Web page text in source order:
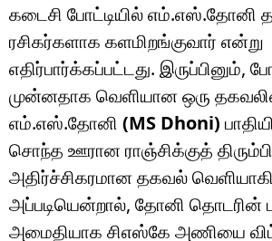
கடைசி போட்டியில் எம்.எஸ்.தோனி
ரசிகர்களாக களமிறங்குவார் என்று
எதிர்பார்க்கப்பட்டது. இருப்பினும்,
முன்னதாக வெளியான ஒரு
எம்.எஸ்.தோனி (MS Dhoni)
சொந்த ஊரான ராஞ்சிக்குத்
அதிர்ச்சிகரமான தகவல்
அப்படியென்றால், தோனி தொடரின்
அமைதியாக சிஎஸ்கே அணியை